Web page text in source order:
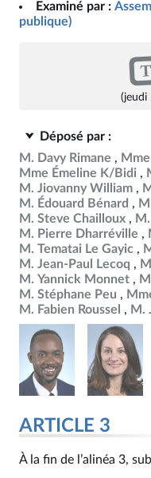
Examiné par :
publique)
(jeudi
Déposé par :
M. Davy Rimane
Mme Émeline K/Bidi
M. Jiovanny William
M. Édouard Bénard
M. Steve Chailloux
M. Pierre Dharréville
M. Tematai Le Gayic
M. Jean-Paul Lecoq
M. Yannick Monnet
M. Stéphane Peu
M. Fabien Roussel
M.
ARTICLE 3
À la fin de l’alinéa 3,